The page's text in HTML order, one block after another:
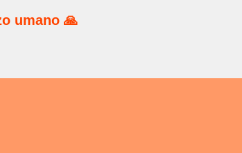
umano 🙏